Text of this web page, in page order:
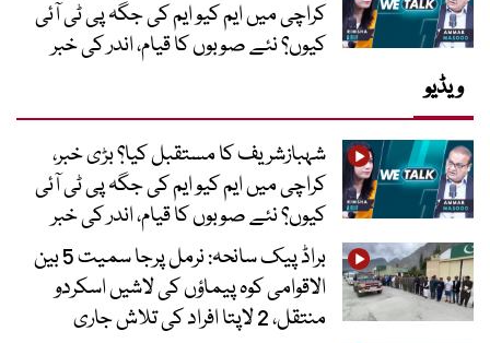
کراچی میں ایم کیو ایم کی جگہ پی ٹی آئی
کیوں؟ نئے صوبوں کا قیام، اندر کی خبر
ویڈیو
شہبازشریف کا مستقبل کیا؟ بڑی خبر،
کراچی میں ایم کیو ایم کی جگہ پی ٹی آئی
کیوں؟ نئے صوبوں کا قیام، اندر کی خبر
براڈ پیک سانحہ: نرمل پرجا سمیت 5 بین
الاقوامی کوہ پیماؤں کی لاشیں اسکردو
منتقل، 2 لاپتا افراد کی تلاش جاری